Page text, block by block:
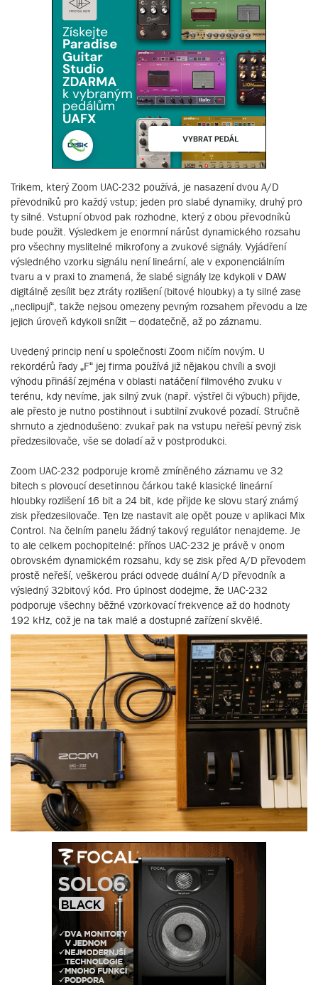
Trikem, který Zoom UAC-232 používá, je nasazení dvou A/D
převodníků pro každý vstup; jeden pro slabé dynamiky, druhý pro
ty silné. Vstupní obvod pak rozhodne, který z obou převodníků
bude použit. Výsledkem je enormní nárůst dynamického rozsahu
pro všechny myslitelné mikrofony a zvukové signály. Vyjádření
výsledného vzorku signálu není lineární, ale v exponenciálním
tvaru a v praxi to znamená, že slabé signály lze kdykoli v DAW
digitálně zesílit bez ztráty rozlišení (bitové hloubky) a ty silné zase
„neclipují“, takže nejsou omezeny pevným rozsahem převodu a lze
jejich úroveň kdykoli snížit – dodatečně, až po záznamu.
Uvedený princip není u společnosti Zoom ničím novým. U
rekordérů řady „F“ jej firma používá již nějakou chvíli a svoji
výhodu přináší zejména v oblasti natáčení filmového zvuku v
terénu, kdy nevíme, jak silný zvuk (např. výstřel či výbuch) přijde,
ale přesto je nutno postihnout i subtilní zvukové pozadí. Stručně
shrnuto a zjednodušeno: zvukař pak na vstupu neřeší pevný zisk
předzesilovače, vše se doladí až v postprodukci.
Zoom UAC-232 podporuje kromě zmíněného záznamu ve 32
bitech s plovoucí desetinnou čárkou také klasické lineární
hloubky rozlišení 16 bit a 24 bit, kde přijde ke slovu starý známý
zisk předzesilovače. Ten lze nastavit ale opět pouze v aplikaci Mix
Control. Na čelním panelu žádný takový regulátor nenajdeme. Je
to ale celkem pochopitelné: přínos UAC-232 je právě v onom
obrovském dynamickém rozsahu, kdy se zisk před A/D převodem
prostě neřeší, veškerou práci odvede duální A/D převodník a
výsledný 32bitový kód. Pro úplnost dodejme, že UAC-232
podporuje všechny běžné vzorkovací frekvence až do hodnoty
192 kHz, což je na tak malé a dostupné zařízení skvělé.